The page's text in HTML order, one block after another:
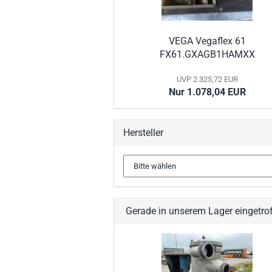
VEGA Vegaflex 61
FX61.GXAGB1HAMXX
UVP 2.325,72 EUR
Nur 1.078,04 EUR
Hersteller
Gerade in unserem Lager